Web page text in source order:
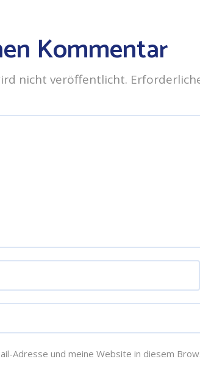
Kommentar
nicht veröffentlicht.
Adresse und meine Website in diesem